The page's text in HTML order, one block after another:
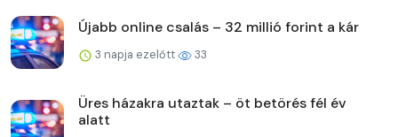
Újabb online csalás – 32 millió forint a kár
3 napja ezelőtt 33
Üres házakra utaztak – öt betörés fél év
alatt